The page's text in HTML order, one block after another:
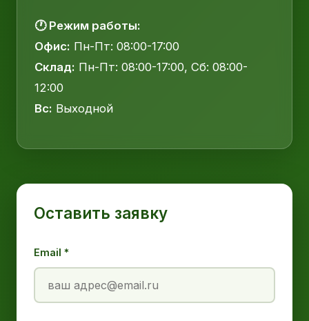
🕐 Режим работы:
Офис: Пн-Пт: 08:00-17:00
Склад: Пн-Пт: 08:00-17:00, Сб: 08:00-
12:00
Вс: Выходной
Оставить заявку
Email *